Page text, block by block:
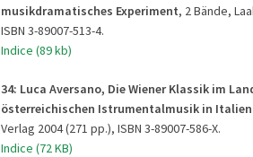
musikdramatisches Experiment, 2 Bände,
ISBN 3-89007-513-4.
Indice (89 kb)
34: Luca Aversano, Die Wiener Klassik im
österreichischen Istrumentalmusik in Italien
Verlag 2004 (271 pp.), ISBN 3-89007-586-X.
Indice (72 KB)